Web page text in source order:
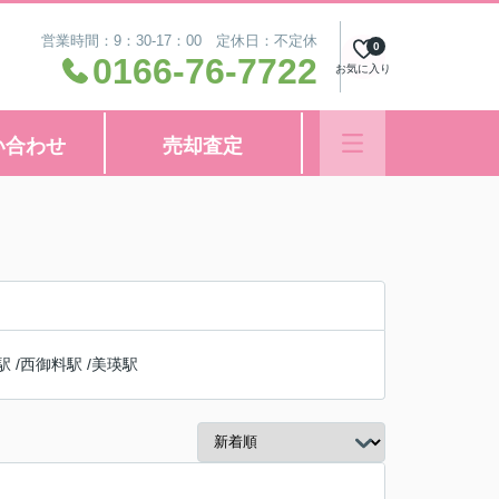
営業時間：9：30-17：00 定休日：不定休
0166-76-7722 お気に入り
0
合わせ 売却査定
/西御料駅 /美瑛駅